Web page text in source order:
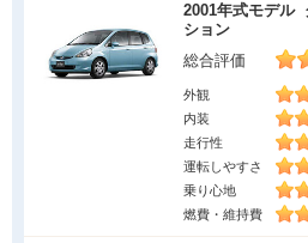
水滴を飛ばしますが、屋根が低いの
にフェリー乗り場があり、対岸に渡
かります。VWで悩んだモール類の酸
いのは国産が良いです。
気になった
現在、1年7カ月で約14000キロの走行
せん。ホンダセンシングの反応が良
2001年式モデル
ション
総合評価
外観
内装
走行性
運転しやすさ
乗り心地
燃費・維持費